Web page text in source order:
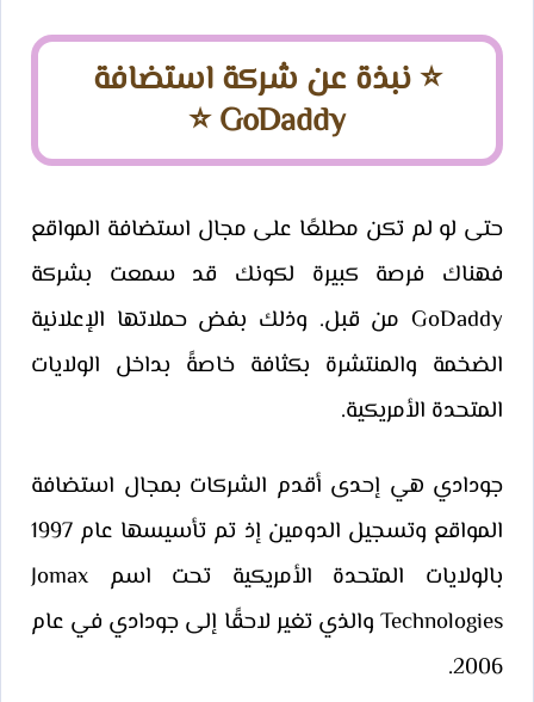
⭐​ نبذة عن شركة استضافة
GoDaddy ⭐​
حتى لو لم تكن مطلعًا على مجال استضافة المواقع
فهناك فرصة كبيرة لكونك قد سمعت بشركة
GoDaddy من قبل. وذلك بفض حملاتها الإعلانية
الضخمة والمنتشرة بكثافة خاصةً بداخل الولايات
المتحدة الأمريكية.
جودادي هي إحدى أقدم الشركات بمجال استضافة
المواقع وتسجيل الدومين إذ تم تأسيسها عام 1997
بالولايات المتحدة الأمريكية تحت اسم Jomax
Technologies والذي تغير لاحقًا إلى جودادي في عام
2006.